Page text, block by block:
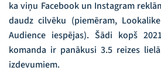
ka viņu Facebook un Instagram
daudz cilvēku (piemēram,
Audience iespējas). Šādi kopš
komanda ir panākusi 3.5 reizes
izdevumiem.